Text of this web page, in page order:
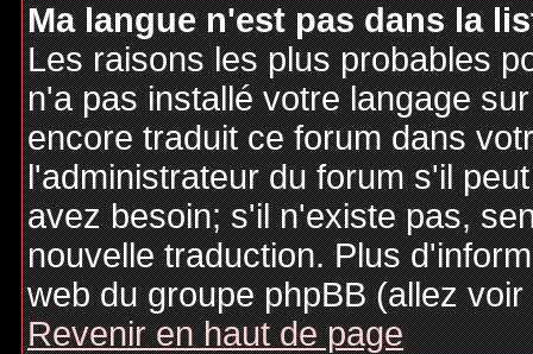
Ma langue n'est pas dans la
Les raisons les plus probables
n'a pas installé votre langage
encore traduit ce forum dans
l'administrateur du forum s'il
avez besoin; s'il n'existe pas,
nouvelle traduction. Plus
web du groupe phpBB (allez
Revenir en haut de page